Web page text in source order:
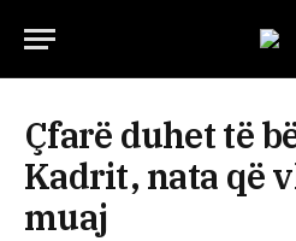
Çfarë duhet të
Kadrit, nata që
muaj